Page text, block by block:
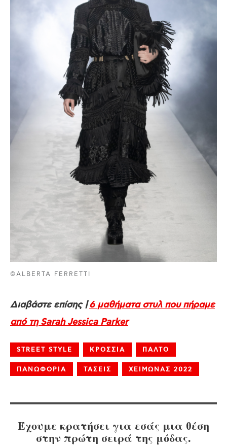
©ALBERTA FERRETTI
Διαβάστε επίσης |6 μαθήματα στυλ που πήραμε
από τη Sarah Jessica Parker
STREET STYLE ΚΡΟΣΣΙΑ ΠΑΛΤΟ
ΠΑΝΩΦΟΡΙΑ ΤΑΣΕΙΣ ΧΕΙΜΩΝΑΣ 2022
Έχουμε κρατήσει για εσάς μια θέση
στην πρώτη σειρά της μόδας.